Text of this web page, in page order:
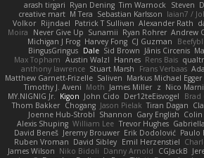
arash tirgari Ryan Dening Tim Warnock Steven
creative mart M Tera Sebastian Karlsson Iaian7 /
Volkor Rijndael Patrick T Sullivan Alexander Rath
Moira
Never Give Up Sunamii Ryan Rohrer Andrew
Michigan J Frog Harvey Fong CJ Guzman
BingusGringus Dale Sid Brown Jānis Circenis
Max Topham Austin Walzl Hannes Rens Bais
anthony lawrence Stuart Marsh Frans Verbaas
Matthew Garnett-Frizelle Saliven Markus Michael Egger
Timothy J. Aveni Moth James Miller z Nico
MY.NIGNIG Jr. Kigon John Cido Der12teEisvogel Brad
Thom Bakker Chogang Jason Pielak Tiran Dagan
Joenne Hub-Strobl Shannon Gary English
Alexis Shuping William Lee Trevor Hughes
David Beneš Jeremy Brouwer Erik Dodolović Paulo
Ruben Vroman David Sibley Emil Herzenstiel
James Wilson Niko Bidoli Danny Arnold CGJackB